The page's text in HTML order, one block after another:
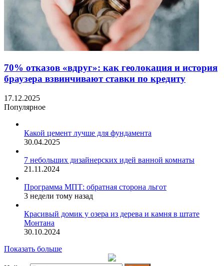
70% отказов «вдруг»: как геолокация и история
браузера взвинчивают ставки по кредиту
17.12.2025
Популярное
Какой цемент лучше для фундамента
30.04.2025
7 небольших дизайнерских идей ванной комнаты
21.11.2024
Программа МПТ: обратная сторона льгот
3 недели тому назад
Красивый домик у озера из дерева и камня в штате
Монтана
30.10.2024
Показать больше